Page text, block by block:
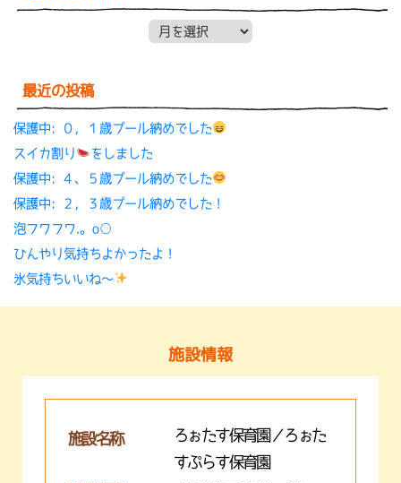
最近の投稿
保護中: ０，１歳プール納めでした
スイカ割り
をしました
保護中: ４、５歳プール納めでした
保護中: ２，３歳プール納めでした！
泡フワフワ.。o○
ひんやり気持ちよかったよ！
氷気持ちいいね〜
施設情報
施設名称
ろぉたす保育園／ろぉた
すぷらす保育園